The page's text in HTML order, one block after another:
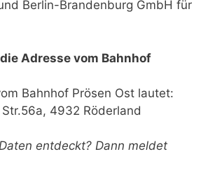
Berlin-Brandenburg GmbH für
Adresse vom Bahnhof
Bahnhof Prösen Ost lautet:
4932 Röderland
entdeckt? Dann meldet